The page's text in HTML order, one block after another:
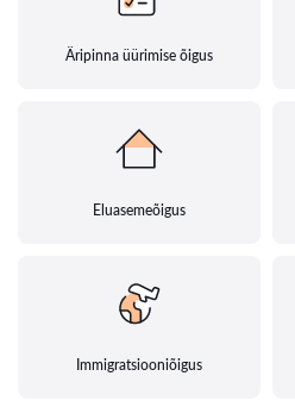
Äripinna üürimise õigus
Eluasemeõigus
Immigratsiooniõigus